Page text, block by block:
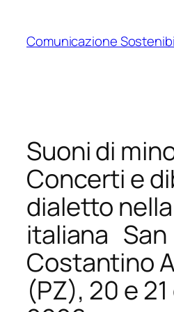
contenuto
Comunicazione
Suoni di
Concerti e
dialetto
italiana San
Costantino
(PZ), 20 e